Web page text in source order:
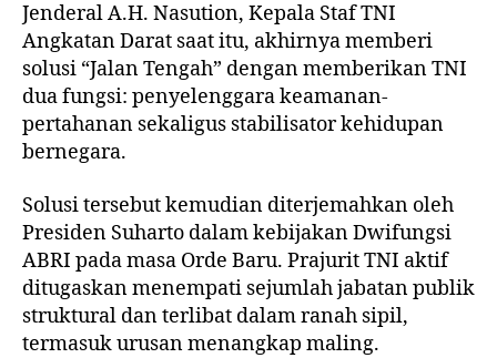
Jenderal A.H. Nasution, Kepala Staf TNI
Angkatan Darat saat itu, akhirnya memberi
solusi “Jalan Tengah” dengan memberikan TNI
dua fungsi: penyelenggara keamanan-
pertahanan sekaligus stabilisator kehidupan
bernegara.
Solusi tersebut kemudian diterjemahkan oleh
Presiden Suharto dalam kebijakan Dwifungsi
ABRI pada masa Orde Baru. Prajurit TNI aktif
ditugaskan menempati sejumlah jabatan publik
struktural dan terlibat dalam ranah sipil,
termasuk urusan menangkap maling.